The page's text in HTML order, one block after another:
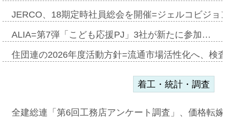
JERCO、18期定時社員総会を開催=ジェルコビジ
ALIA=第7弾「こども応援PJ」3社が新たに参加…
住団連の2026年度活動方針=流通市場活性化へ、検
着工・統計・調査
全建総連「第6回工務店アンケート調査」、価格転